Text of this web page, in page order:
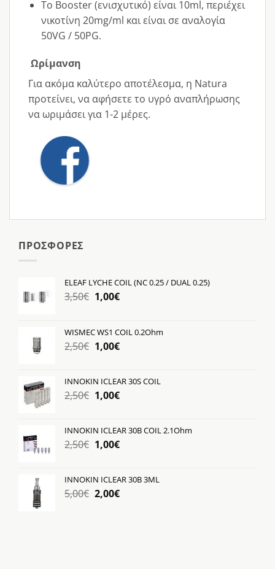
Το Booster (ενισχυτικό) είναι 10ml, περιέχει
νικοτίνη 20mg/ml και είναι σε αναλογία
50VG / 50PG.
Ωρίμανση
Για ακόμα καλύτερο αποτέλεσμα, η Natura
προτείνει, να αφήσετε το υγρό αναπλήρωσης
να ωριμάσει για 1-2 μέρες.
ΠΡΟΣΦΟΡΕΣ
ELEAF LYCHE COIL (NC 0.25 / DUAL 0.25)
3,50€ Original
3,50€.
1,00€Η
είναι:
1,00€.
WISMEC WS1 COIL 0.2Ohm
2,50€ Original
2,50€.
1,00€Η
είναι:
1,00€.
INNOKIN ICLEAR 30S COIL
2,50€ Original
2,50€.
1,00€Η
είναι:
1,00€.
INNOKIN ICLEAR 30B COIL 2.1Ohm
2,50€ Original
2,50€.
1,00€Η
είναι:
1,00€.
INNOKIN ICLEAR 30B 3ML
5,00€ Original
2,00€Η